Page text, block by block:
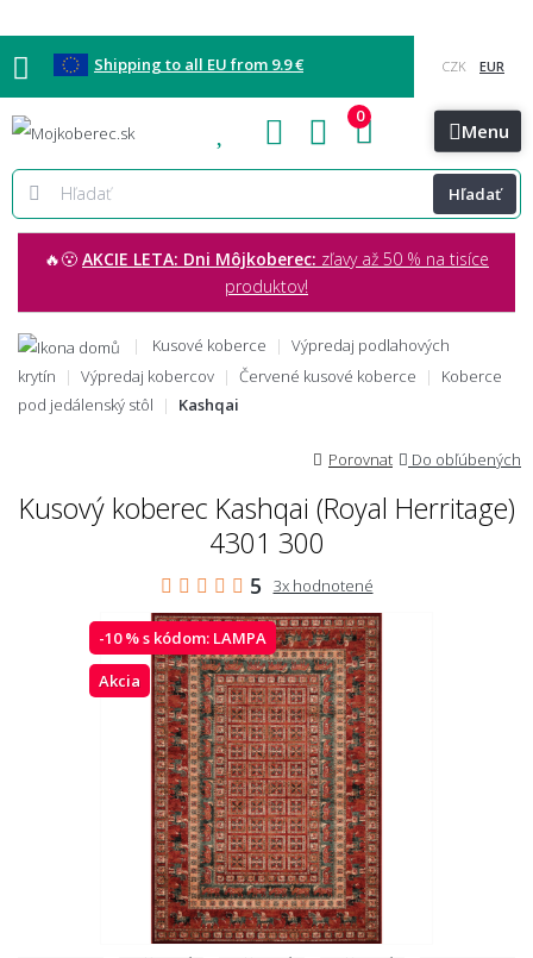
Shipping to all EU from 9.9 €
Blog Kontakt Menu
Hľadať
0
🔥😮 AKCIE LETA: Dni Môjkoberec: zľavy až 50 % na tisíce
produktov!
Kusové koberce
Výpredaj podlahových
krytín
Výpredaj kobercov Červené kusové koberce
Koberce
pod jedálenský stôl
Kashqai
Porovnat Do obľúbených
Kusový koberec Kashqai (Royal Herritage)
4301 300
5 3x hodnotené
-10 % s kódom: LAMPA
Akcia